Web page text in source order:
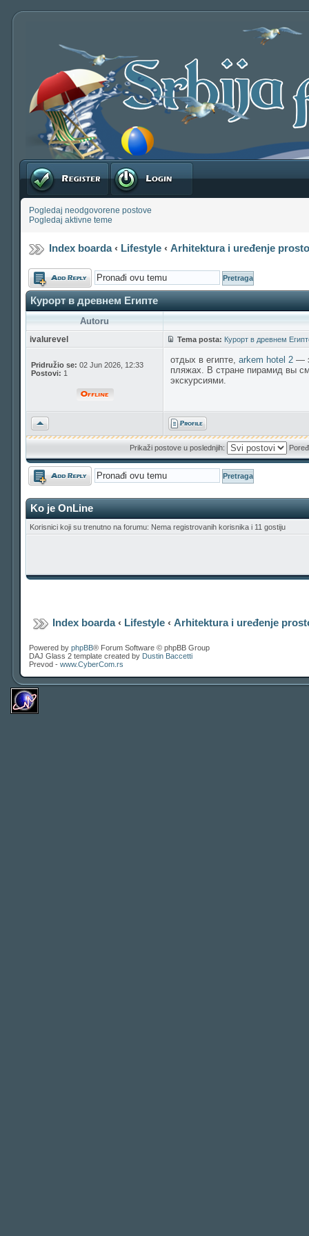
Registruj se Prijavite se
Pogledaj neodgovorene postove
Pogledaj aktivne teme
Index boarda‹ Lifestyle‹ Arhitektura i uređenje
Odgovori
Курорт в древнем Египте
Autoru
ivalurevel Tema posta: Курорт в древнем
Pridružio se: 02 Jun 2026, 12:33
Postovi: 1
отдых в египте, arkem hotel 2 —
пляжах. В стране пирамид вы
экскурсиями.
Vrh
Prikaži postove u poslednjih:
Odgovori
Ko je OnLine
Korisnici koji su trenutno na forumu: Nema registrovanih korisnika i 11 gostiju
Index boarda‹ Lifestyle ‹Arhitektura i uređenje
Powered by phpBB® Forum Software © phpBB Group
DAJ Glass 2 template created by Dustin Baccetti
Prevod - www.CyberCom.rs